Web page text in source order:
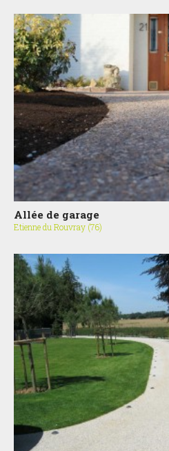
Allée de garage
Etienne du Rouvray (76)